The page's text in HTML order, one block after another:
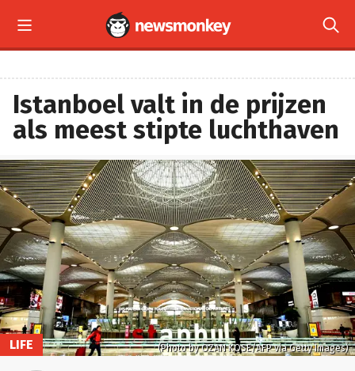
 
Istanboel valt in de prijzen
als meest stipte luchthaven
(Photo by OZAN KOSE/AFP via Getty Images)
LIFE